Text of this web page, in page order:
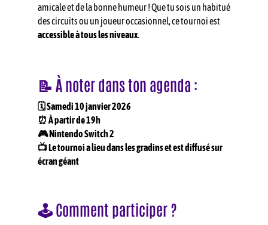
amicale et de la bonne humeur ! Que tu sois un habitué
des circuits ou un joueur occasionnel, ce tournoi est
accessible à tous les niveaux.
📝 Ànoter dans ton agenda :
🗓️ Samedi 10 janvier 2026
⏰ À partir de 19h
🎮 Nintendo Switch 2
📺 Le tournoi a lieu dans les gradins et est diffusé sur
écran géant
🕹️ Comment participer ?